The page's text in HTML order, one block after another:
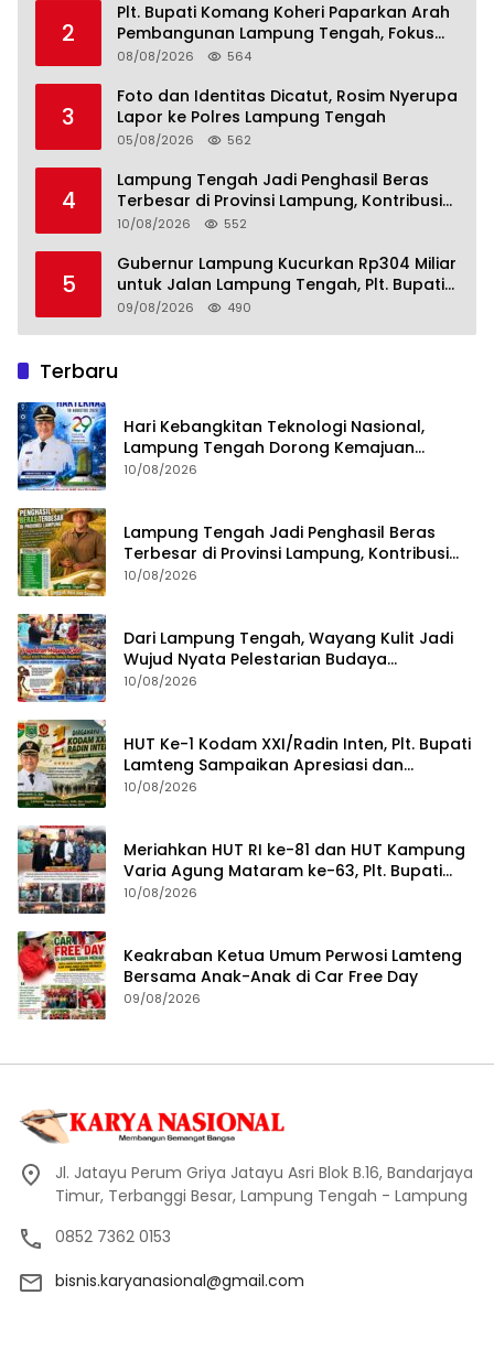
2
Plt. Bupati Komang Koheri Paparkan Arah
Pembangunan Lampung Tengah, Fokus
pada SDM, Ekonomi, Infrastruktur dan
08/08/2026 564
3
Foto dan Identitas Dicatut, Rosim Nyerupa
Lapor ke Polres Lampung Tengah
05/08/2026 562
4
Lampung Tengah Jadi Penghasil Beras
Terbesar di Provinsi Lampung, Kontribusi
Nyata untuk Swasembada Pangan
10/08/2026 552
5
Gubernur Lampung Kucurkan Rp304 Miliar
untuk Jalan Lampung Tengah, Plt. Bupati
Komang Koheri Apresiasi
09/08/2026 490
Terbaru
Hari Kebangkitan Teknologi Nasional,
Lampung Tengah Dorong Kemajuan
Berbasis Inovasi
10/08/2026
Lampung Tengah Jadi Penghasil Beras
Terbesar di Provinsi Lampung, Kontribusi
Nyata untuk Swasembada Pangan
10/08/2026
Dari Lampung Tengah, Wayang Kulit Jadi
Wujud Nyata Pelestarian Budaya
Nusantara
10/08/2026
HUT Ke-1 Kodam XXI/Radin Inten, Plt. Bupati
Lamteng Sampaikan Apresiasi dan
Harapan untuk TNI
10/08/2026
Meriahkan HUT RI ke-81 dan HUT Kampung
Varia Agung Mataram ke-63, Plt. Bupati
Lampung Tengah Hadiri Pagelaran Wayang
10/08/2026
Keakraban Ketua Umum Perwosi Lamteng
Bersama Anak-Anak di Car Free Day
09/08/2026
Jl. Jatayu Perum Griya Jatayu Asri Blok B.16, Bandarjaya
Timur, Terbanggi Besar, Lampung Tengah - Lampung
0852 7362 0153
bisnis.karyanasional@gmail.com